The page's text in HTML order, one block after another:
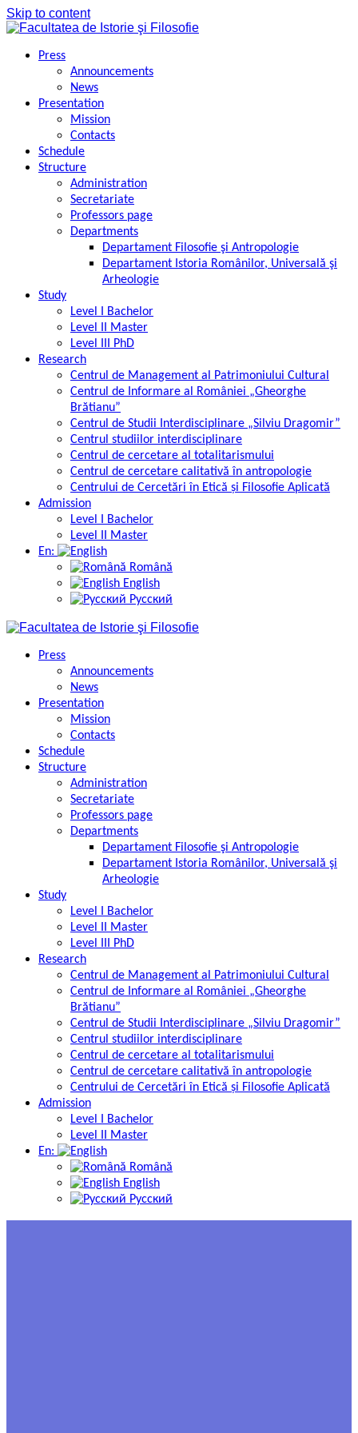
Skip to content
Press
Announcements
News
Presentation
Mission
Contacts
Schedule
Structure
Administration
Secretariate
Professors page
Departments
Departament Filosofie şi Antropologie
Departament Istoria Românilor, Universală şi
Arheologie
Study
Level I Bachelor
Level II Master
Level III PhD
Research
Centrul de Management al Patrimoniului Cultural
Centrul de Informare al României „Gheorghe
Brătianu”
Centrul de Studii Interdisciplinare „Silviu Dragomir”
Centrul studiilor interdisciplinare
Centrul de cercetare al totalitarismului
Centrul de cercetare calitativă în antropologie
Centrului de Cercetări în Etică și Filosofie Aplicată
Admission
Level I Bachelor
Level II Master
En:
Română
English
Русский
Press
Announcements
News
Presentation
Mission
Contacts
Schedule
Structure
Administration
Secretariate
Professors page
Departments
Departament Filosofie şi Antropologie
Departament Istoria Românilor, Universală şi
Arheologie
Study
Level I Bachelor
Level II Master
Level III PhD
Research
Centrul de Management al Patrimoniului Cultural
Centrul de Informare al României „Gheorghe
Brătianu”
Centrul de Studii Interdisciplinare „Silviu Dragomir”
Centrul studiilor interdisciplinare
Centrul de cercetare al totalitarismului
Centrul de cercetare calitativă în antropologie
Centrului de Cercetări în Etică și Filosofie Aplicată
Admission
Level I Bachelor
Level II Master
En:
Română
English
Русский